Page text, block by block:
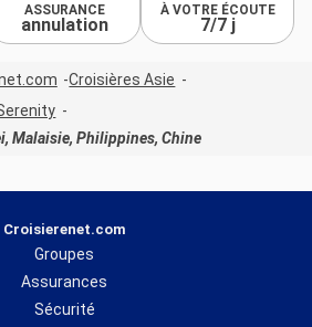
ASSURANCE
annulation
À VOTRE ÉCOUTE
7/7 j
Croisières Asie
Malaisie, Philippines, Chine
Croisierenet.com
Groupes
Assurances
Sécurité